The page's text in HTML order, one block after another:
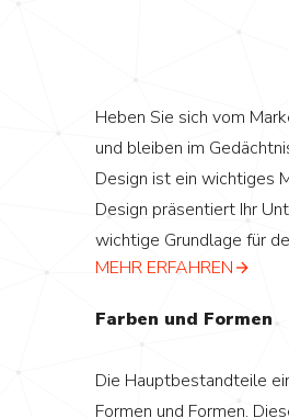
Heben Sie sich vom
und bleiben im
Design ist ein wichtiges
Design präsentiert Ihr
wichtige Grundlage für
MEHR ERFAHREN
Farben und Formen
Die Hauptbestandteile
Formen und Formen.